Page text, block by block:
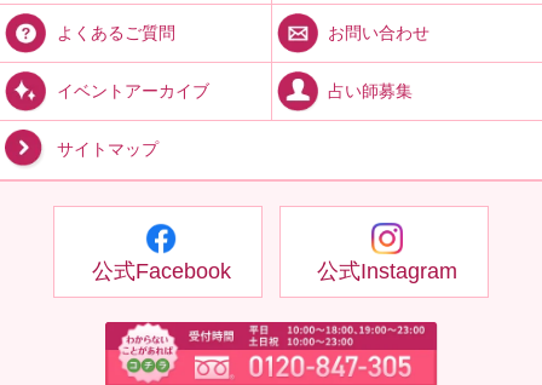
よくあるご質問 お問い合わせ
イベントアーカイブ 占い師募集
サイトマップ
公式Facebook 公式Instagram